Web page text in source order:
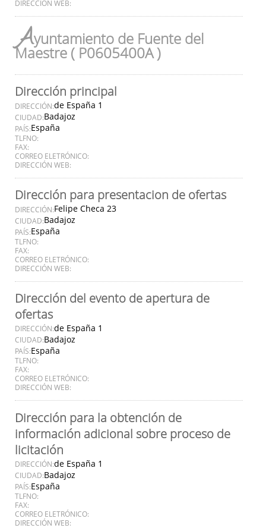
DIRECCIÓN WEB:
Ayuntamiento de Fuente del
Maestre ( P0605400A )
Dirección principal
DIRECCIÓN:de España 1
CIUDAD:Badajoz
PAÍS:España
TLFNO:
FAX:
CORREO ELETRÓNICO:
DIRECCIÓN WEB:
Dirección para presentacion de ofertas
DIRECCIÓN:Felipe Checa 23
CIUDAD:Badajoz
PAÍS:España
TLFNO:
FAX:
CORREO ELETRÓNICO:
DIRECCIÓN WEB:
Dirección del evento de apertura de
ofertas
DIRECCIÓN:de España 1
CIUDAD:Badajoz
PAÍS:España
TLFNO:
FAX:
CORREO ELETRÓNICO:
DIRECCIÓN WEB:
Dirección para la obtención de
información adicional sobre proceso de
licitación
DIRECCIÓN:de España 1
CIUDAD:Badajoz
PAÍS:España
TLFNO:
FAX:
CORREO ELETRÓNICO:
DIRECCIÓN WEB: